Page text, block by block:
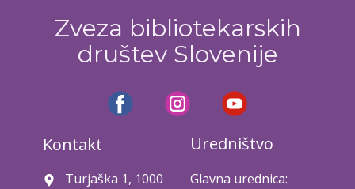
Zveza bibliotekarskih
društev Slovenije
Kontakt
Turjaška 1, 1000
Uredništvo
Glavna urednica: